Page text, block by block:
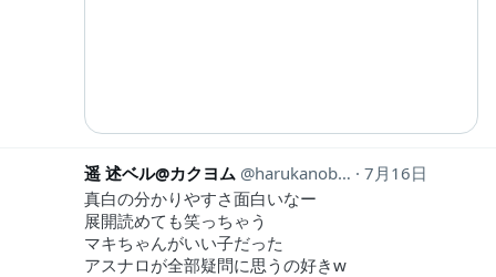
遥 述ベル@カクヨム harukanoberu
7月16日
真白の分かりやすさ面白いなー
展開読めても笑っちゃう
マキちゃんがいい子だった
アスナロが全部疑問に思うの好きw